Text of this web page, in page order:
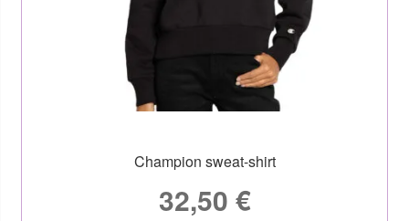
Champion sweat-shirt
32,50 €